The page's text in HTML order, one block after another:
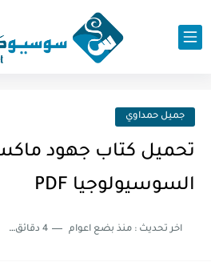
جميل حمداوي
تحميل كتاب جهود
السوسيولوجيا PDF
اخر تحديث :منذ بضع اعوام 4 دقائق للقراءة